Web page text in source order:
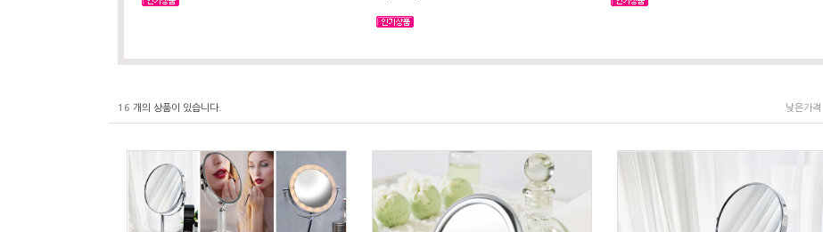
16 개의 상품이 있습니다. 낮은가격